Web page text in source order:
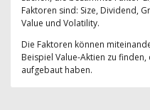
Faktoren sind: Size, Dividend,
Value und Volatility.
Die Faktoren können
Beispiel Value-Aktien zu
aufgebaut haben.